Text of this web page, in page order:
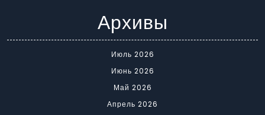
Архивы
Июль 2026
Июнь 2026
Май 2026
Апрель 2026